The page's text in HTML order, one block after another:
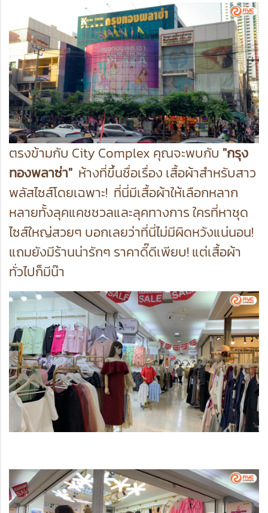
ตรงข้ามกับ City Complex คุณจะพบกับ "กรุง
ทองพลาซ่า" ห้างที่ขึ้นชื่อเรื่อง เสื้อผ้าสำหรับสาว
พลัสไซส์โดยเฉพาะ! ที่นี่มีเสื้อผ้าให้เลือกหลาก
หลายทั้งลุคแคชชวลและลุคทางการ ใครที่หาชุด
ไซส์ใหญ่สวยๆ บอกเลยว่าที่นี่ไม่มีผิดหวังแน่นอน!
แถมยังมีร้านน่ารักๆ ราคาดี๊ดีเพียบ! แต่เสื้อผ้า
ทั่วไปก็มีน๊า